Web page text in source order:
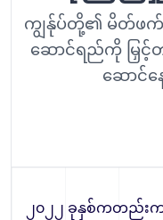
ကျွန်ုပ်တို့၏ မိတ်ဖက်မျ
ဆောင်ရည်ကို မြှင့်
ဆောင်
၂၀၂၂ ခုနှစ်ကတည်းက